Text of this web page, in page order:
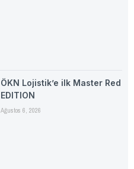
ÖKN Lojistik’e ilk Master Red
EDITION
Ağustos 6, 2026